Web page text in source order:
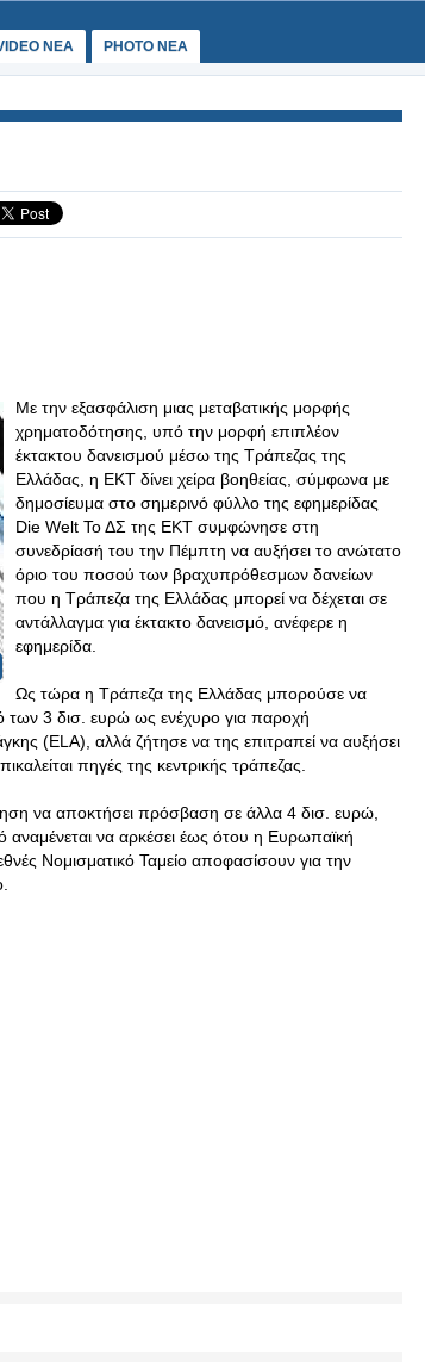
NEA PHOTO NEA
Με την εξασφάλιση μιας μεταβατικής μορφής
χρηματοδότησης, υπό την μορφή επιπλέον
έκτακτου δανεισμού μέσω της Τράπεζας της
Ελλάδας, η ΕΚΤ δίνει χείρα βοηθείας, σύμφωνα με
δημοσίευμα στο σημερινό φύλλο της εφημερίδας
Die Welt Το ΔΣ της ΕΚΤ συμφώνησε στη
συνεδρίασή του την Πέμπτη να αυξήσει το ανώτατο
όριο του ποσού των βραχυπρόθεσμων δανείων
που η Τράπεζα της Ελλάδας μπορεί να δέχεται σε
αντάλλαγμα για έκτακτο δανεισμό, ανέφερε η
εφημερίδα.
Ως τώρα η Τράπεζα της Ελλάδας μπορούσε να
των 3 δισ. ευρώ ως ενέχυρο για παροχή
(ELA), αλλά ζήτησε να της επιτραπεί να αυξήσει
πηγές της κεντρικής τράπεζας.
να αποκτήσει πρόσβαση σε άλλα 4 δισ. ευρώ,
να αρκέσει έως ότου η Ευρωπαϊκή
Νομισματικό Ταμείο αποφασίσουν για την